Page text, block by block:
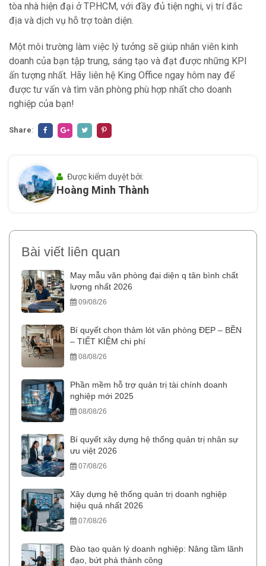
tòa nhà hiện đại ở TP.HCM, với đầy đủ tiện nghi, vị trí đắc
địa và dịch vụ hỗ trợ toàn diện.
Một môi trường làm việc lý tưởng sẽ giúp nhân viên kinh
doanh của bạn tập trung, sáng tạo và đạt được những KPI
ấn tượng nhất. Hãy liên hệ King Office ngay hôm nay để
được tư vấn và tìm văn phòng phù hợp nhất cho doanh
nghiệp của bạn!
Share:
Được kiểm duyệt bởi:
Hoàng Minh Thành
Bài viết liên quan
May mẫu văn phòng đại diện q tân bình chất
lượng nhất 2026
09/08/26
Bí quyết chọn thảm lót văn phòng ĐẸP – BỀN
– TIẾT KIỆM chi phí
08/08/26
Phần mềm hỗ trợ quản trị tài chính doanh
nghiệp mới 2025
08/08/26
Bí quyết xây dựng hệ thống quản trị nhân sự
ưu việt 2026
07/08/26
Xây dựng hệ thống quản trị doanh nghiệp
hiệu quả nhất 2026
07/08/26
Đào tạo quản lý doanh nghiệp: Nâng tầm lãnh
đạo, bứt phá thành công